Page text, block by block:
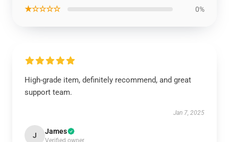
★☆☆☆☆ 0%
High-grade item, definitely recommend, and great
support team.
Jan 7, 2025
J James
Verified owner